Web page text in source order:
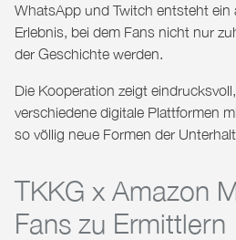
WhatsApp und Twitch entsteht ein
Erlebnis, bei dem Fans nicht nur
der Geschichte werden.
Die Kooperation zeigt
verschiedene digitale Plattformen
so völlig neue Formen der
TKKG x Amazon
Fans zu Ermittlern